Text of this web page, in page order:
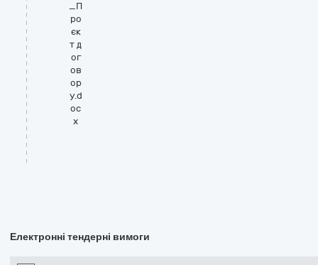
_П
ро
єк
т д
ог
ов
ор
у.d
oc
x
Електронні тендерні вимоги